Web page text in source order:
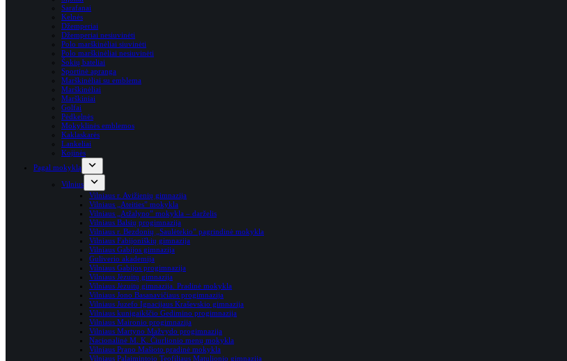
Sarafanai
Kelnės
Džemperiai
Džemperiai nesiuvinėti
Polo marškinėliai siuvinėti
Polo marškinėliai nesiuvinėti
Šokių bateliai
Sportinė apranga
Marškinėliai su emblema
Marškinėliai
Marškiniai
Golfai
Pėdkelnės
Mokyklinės emblemos
Kaklaskarės
Lankeliai
Kojinės
Pagal mokyklą
Vilnius
Vilniaus r. Avižienių gimnazija
Vilniaus „Ateities” mokykla
Vilniaus „Atžalyno” mokykla – darželis
Vilniaus Balsių progimnazija
Vilniaus r. Bezdonių „Saulėtekio” pagrindinė mokykla
Vilniaus Fabijoniškių gimnazija
Vilniaus Gabijos gimnazija
Guliverio akademija
Vilniaus Gabijos progimnazija
Vilniaus Jėzuitų gimnazija
Vilniaus Jėzuitų gimnazija. Pradinė mokykla
Vilniaus Jono Basanavičiaus progimnazija
Vilniaus Juzefo Ignacijaus Kraševskio gimnazija
Vilniaus kunigaikščio Gedimino progimnazija
Vilniaus Maironio progimnazija
Vilniaus Martyno Mažvydo progimnazija
Nacionalinė M. K. Čiurlionio menų mokykla
Vilniaus Prano Mašioto pradinė mokykla
Vilniaus Palaimintojo Teofiliaus Matulionio gimnazija